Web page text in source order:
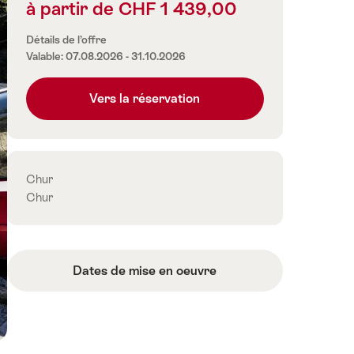
Informations
les
prix
à partir de CHF 1 439,00
Détails de l’offre
Valable: 07.08.2026 - 31.10.2026
Vers la réservation
Contact
Chur
Chur
Dates de mise en oeuvre